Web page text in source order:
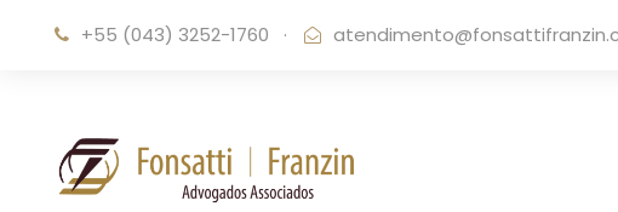
+55 (043) 3252-1760 ·